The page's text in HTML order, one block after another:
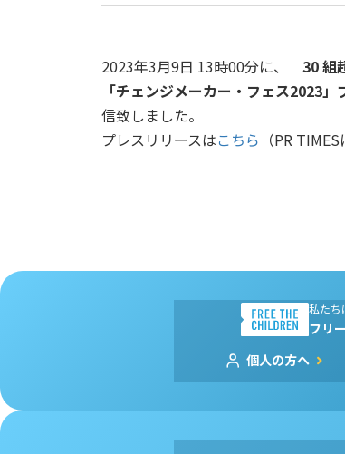
2023年3月9日 13時00分に、 30 組
「チェンジメーカー・フェス2023
信致しました。
プレスリリースはこちら （PR
私たち
フリ
個人の方へ